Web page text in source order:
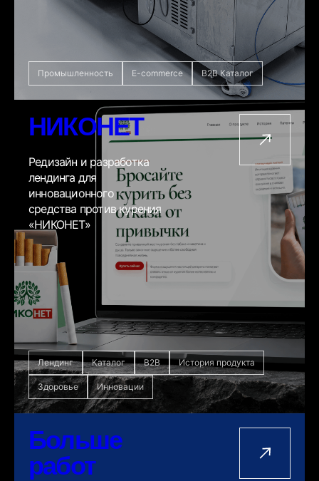
Промышленность E-commerce B2B Каталог
НИКОНЕТ
Редизайн и разработка
лендинга для
инновационного
средства против курения
«НИКОНЕТ»
Лендинг Каталог B2B История продукта
Здоровье Инновации
Больше
работ